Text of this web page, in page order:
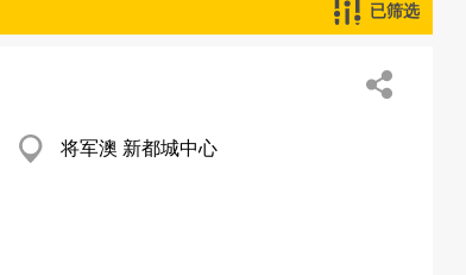
已筛选
将军澳 新都城中心